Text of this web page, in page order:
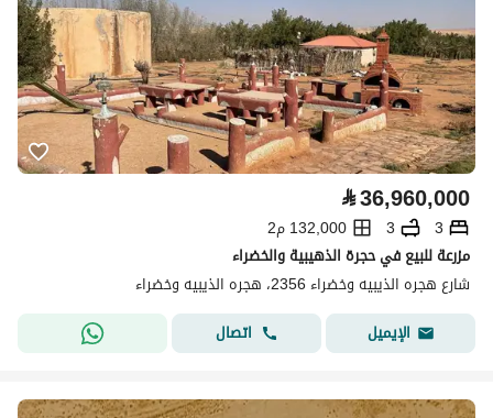
⃁36,960,000
3
3
132,000 م2
مزرعة للبيع في حجرة الذهيبية والخضراء
شارع هجره الذيبيه وخضراء 2356، هجره الذيبيه وخضراء
الإيميل
اتصال